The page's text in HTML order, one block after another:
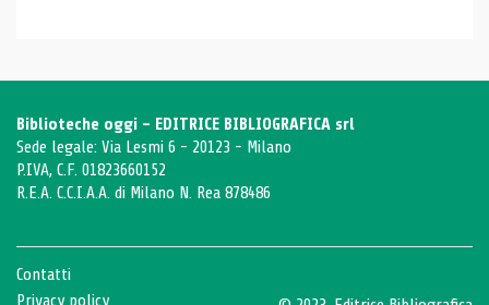
Biblioteche oggi - EDITRICE BIBLIOGRAFICA srl
Sede legale: Via Lesmi 6 - 20123 - Milano
P.IVA, C.F. 01823660152
R.E.A. C.C.I.A.A. di Milano N. Rea 878486
Contatti
Privacy policy